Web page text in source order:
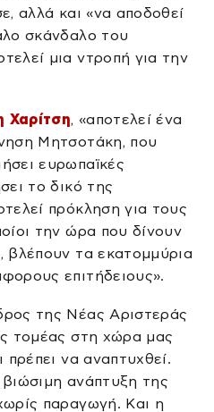
αλλά και «να αποδοθεί
σκάνδαλο του
μια ντροπή για την
Χαρίτση, «αποτελεί ένα
Μητσοτάκη, που
ευρωπαϊκές
το δικό της
πρόκληση για τους
την ώρα που δίνουν
βλέπουν τα εκατομμύρια
επιτήδειους».
της Νέας Αριστεράς
τομέας στη χώρα μας
πρέπει να αναπτυχθεί.
ανάπτυξη της
παραγωγή. Και η